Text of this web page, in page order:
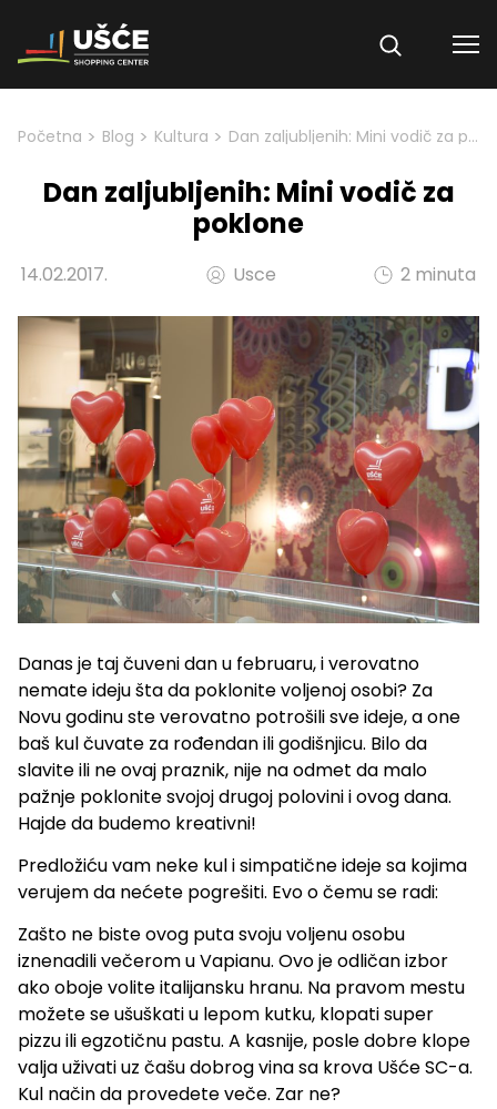
Skip to content
Početna > Blog > Kultura > Dan zaljubljenih: Mini vodič za poklone
Dan zaljubljenih: Mini vodič za
poklone
14.02.2017. Usce 2 minuta
Danas je taj čuveni dan u februaru, i verovatno
nemate ideju šta da poklonite voljenoj osobi? Za
Novu godinu ste verovatno potrošili sve ideje, a one
baš kul čuvate za rođendan ili godišnjicu. Bilo da
slavite ili ne ovaj praznik, nije na odmet da malo
pažnje poklonite svojoj drugoj polovini i ovog dana.
Hajde da budemo kreativni!
Predložiću vam neke kul i simpatične ideje sa kojima
verujem da nećete pogrešiti. Evo o čemu se radi:
Zašto ne biste ovog puta svoju voljenu osobu
iznenadili večerom u Vapianu. Ovo je odličan izbor
ako oboje volite italijansku hranu. Na pravom mestu
možete se ušuškati u lepom kutku, klopati super
pizzu ili egzotičnu pastu. A kasnije, posle dobre klope
valja uživati uz čašu dobrog vina sa krova Ušće SC-a.
Kul način da provedete veče. Zar ne?